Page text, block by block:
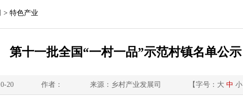
> 特色产业
第十一批全国“一村一品”示范村镇名单公示
20 作者： 来源：乡村产业发展司 【字号： 大 中 小